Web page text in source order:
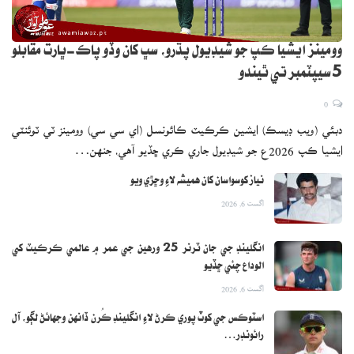
حيرت جوڳا هئا! سائنسدانن ڏٺو ته ڪاٺ چٻائڻ وارن
شاگردن جي دماغ ۾ گلوٽاٿيون جي سطح چيگم
چٻائڻ وارن جي ڀيٽ ۾ وڌيڪ تيزيءَ سان وڌي وئي
سائنسدانن جو خيال آهي ته ايندڙ وقت ۾ وڌيڪ
مطالعي ذريعي ڪاٺ چٻائڻ جي ٻين فائدي بابت به
ڄاڻ حاصل ٿي سگهي ٿي، جيڪا دماغي بيمارين کان
بچاءَ لاءِ مددگار ثابت ٿي سگهي ٿي
وومينز ايشيا ڪپ جو شيڊيول پڌرو، سڀ کان وڏو پاڪ-ڀارت مقابلو
5 سيپٽمبر تي ٿيندو
دبئي (ويب ڊيسڪ) ايشين ڪرڪيٽ ڪائونسل (اي سي سي) وومينز ٽي ٽوئنٽي
ايشيا ڪپ 2026ع جو شيڊيول جاري ڪري ڇڏيو آهي، جنهن…
نياز کوسواسان کان هميشه لاءِ وڇڙي ويو
اگست 6, 2026
انگلينڊ جي جان ٽرنر 25 ورهين جي عمر ۾ عالمي ڪرڪيٽ کي
الوداع چئي ڇڏيو
اگست 6, 2026
اسٽوڪس جي کوٽ پوري ڪرڻ لاءِ انگلينڊ ڪُرن ڏانهن وجهائڻ لڳو، آل
رائونڊر…